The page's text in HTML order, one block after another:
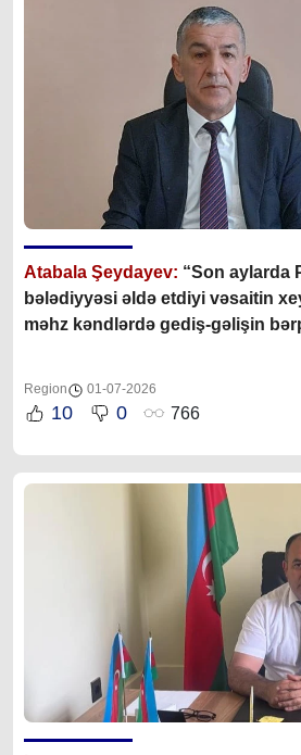
Atabala Şeydayev: “Son aylarda
bələdiyyəsi əldə etdiyi vəsaitin
məhz kəndlərdə gediş-gəlişin
Region 01-07-2026
10 0 766